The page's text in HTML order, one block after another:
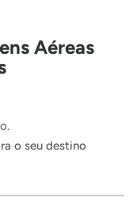
Aéreas
o seu destino